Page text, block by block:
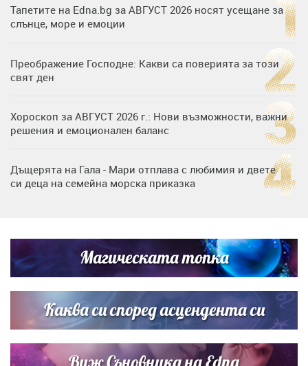
Тапетите на Edna.bg за АВГУСТ 2026 носят усещане за
слънце, море и емоции
Преображение Господне: Какви са поверията за този
свят ден
Хороскоп за АВГУСТ 2026 г.: Нови възможности, важни
решения и емоционален баланс
Дъщерята на Гала - Мари отплава с любимия и двете
си деца на семейна морска приказка
Братя Аргирови я изненадаха с песен
„Тук сме най-щастливи“: Радина Кърджилова и Пламен
Димов издадоха своето любимо място
Магическата топка
Каква си според асцендента си
Виж Съновника на Edna